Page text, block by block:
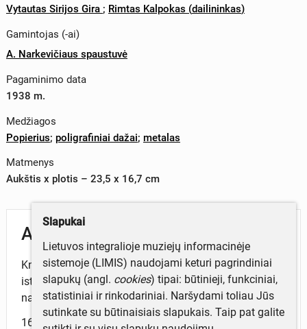
Vytautas Sirijos Gira ; Rimtas Kalpokas (dailininkas)
Gamintojas (-ai)
A. Narkevičiaus spaustuvė
Pagaminimo data
1938 m.
Medžiagos
Popierius; poligrafiniai dažai; metalas
Matmenys
Aukštis x plotis – 23,5 x 16,7 cm
Aprašymas
Knygelė skirta vaikams. Joje išspausdinta eiliuota
istorija apie neatsargius Kauno gyventojus ir jų
namuose kilusį gaisrą.
16 p.
Slapukai
Lietuvos integralioje muziejų informacinėje
sistemoje (LIMIS) naudojami keturi pagrindiniai
slapukų (angl. cookies) tipai: būtinieji, funkciniai,
statistiniai ir rinkodariniai. Naršydami toliau Jūs
sutinkate su būtinaisiais slapukais. Taip pat galite